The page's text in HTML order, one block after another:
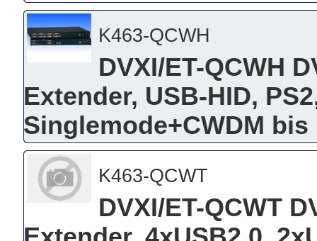
K463-QCWH
DVXI/ET-QCWH
Extender, USB-HID,
Singlemode+CWDM bis
K463-QCWT
DVXI/ET-QCWT